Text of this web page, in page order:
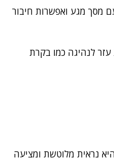
מסך מגע ואפשרות חיבור
לנהיגה כמו בקרת
נראית מלוטשת ומציעה